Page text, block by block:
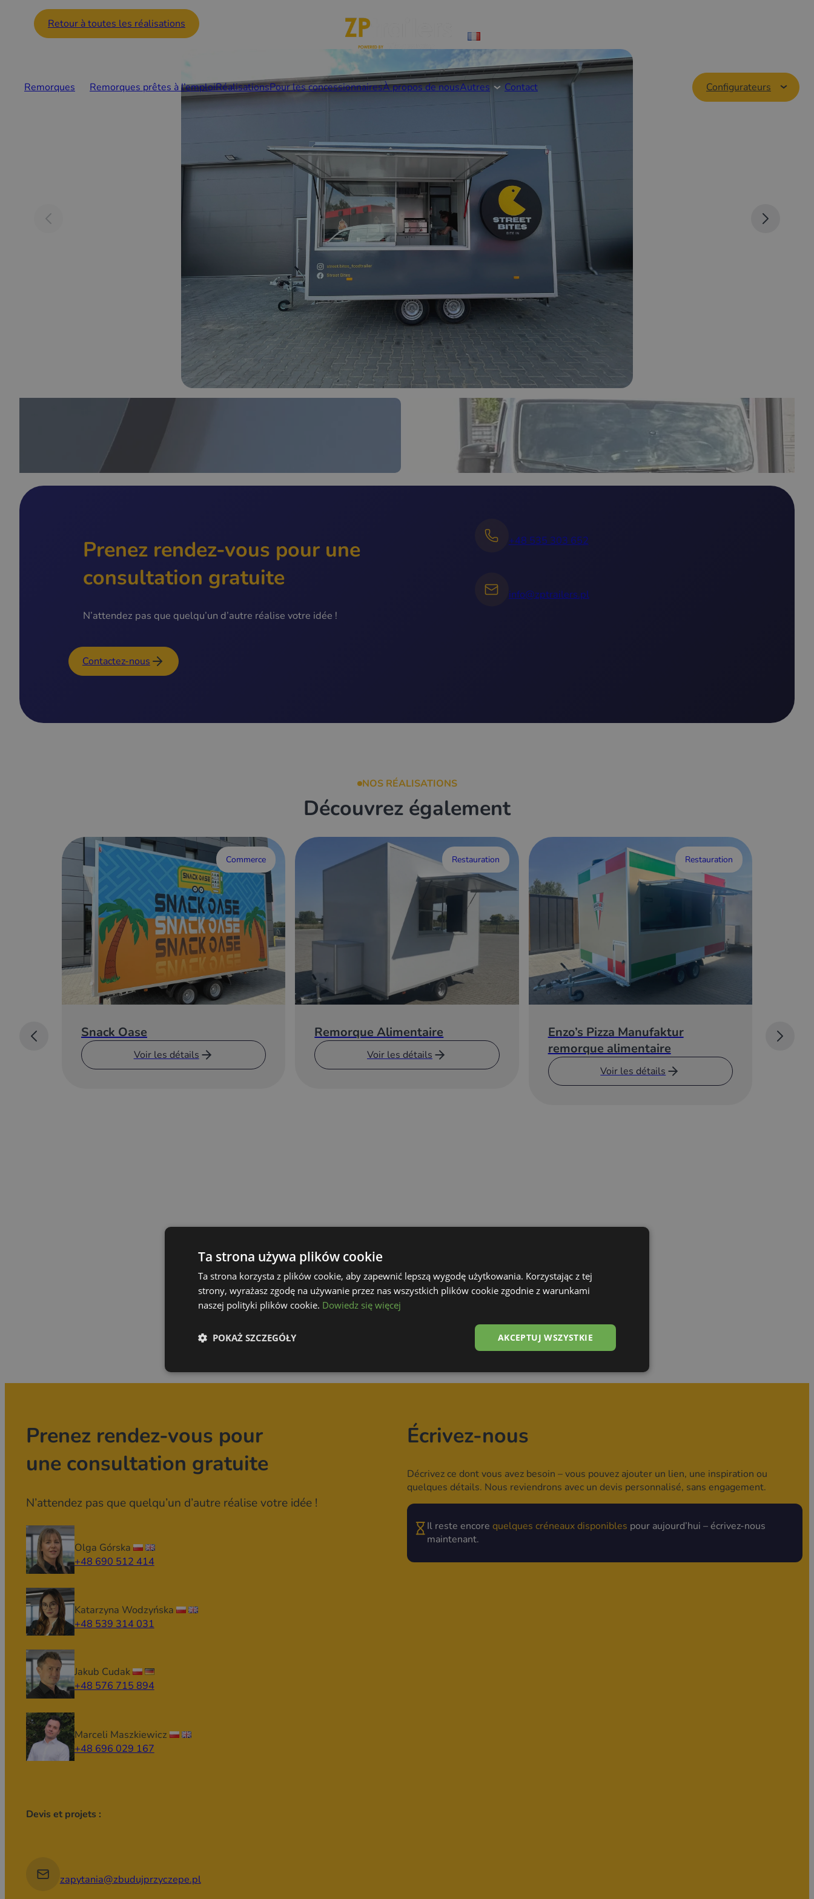
Remorques Remorques prêtes à l’emploiRéalisationsPour les concessionnairesÀ propos de nousAutres Contact Configurateurs
Retour à toutes les réalisations
Prenez rendez-vous pour une
consultation gratuite
N’attendez pas que quelqu’un d’autre réalise votre idée !
Contactez-nous
+48 535 303 652
info@zptrailers.pl
NOS RÉALISATIONS
Découvrez également
Commerce
Snack Oase
Voir les détails
Restauration
Remorque Alimentaire
Voir les détails
Restauration
Enzo’s Pizza Manufaktur
remorque alimentaire
Voir les détails
Voir la galerie
Prenez rendez-vous pour
une consultation gratuite
N’attendez pas que quelqu’un d’autre réalise votre idée !
Olga Górska
+48 690 512 414
Katarzyna Wodzyńska
+48 539 314 031
Jakub Cudak
+48 576 715 894
Marceli Maszkiewicz
+48 696 029 167
Devis et projets :
zapytania@zbudujprzyczepe.pl
Écrivez-nous
Décrivez ce dont vous avez besoin – vous pouvez ajouter un lien, une inspiration ou
quelques détails. Nous reviendrons avec un devis personnalisé, sans engagement.
Il reste encorequelques créneaux disponibles pour aujourd’hui – écrivez-nous
maintenant.
Ta strona używa plików cookie
Ta strona korzysta z plików cookie, aby zapewnić lepszą wygodę użytkowania. Korzystając z tej
strony, wyrażasz zgodę na używanie przez nas wszystkich plików cookie zgodnie z warunkami
naszej polityki plików cookie. Dowiedz się więcej
AKCEPTUJ WSZYSTKIE
POKAŻ SZCZEGÓŁY